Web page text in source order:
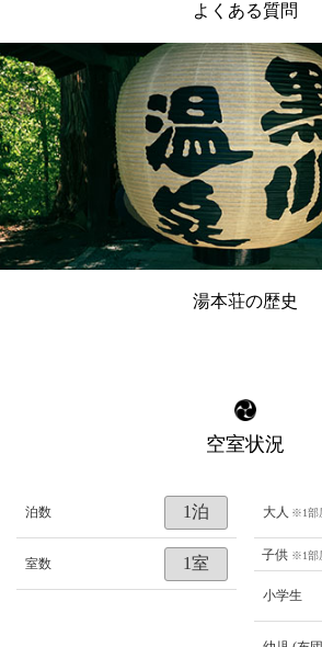
よくある質問
湯本荘の歴史
空室状況
泊数
室数
大人 ※1部
子供 ※1部
小学生